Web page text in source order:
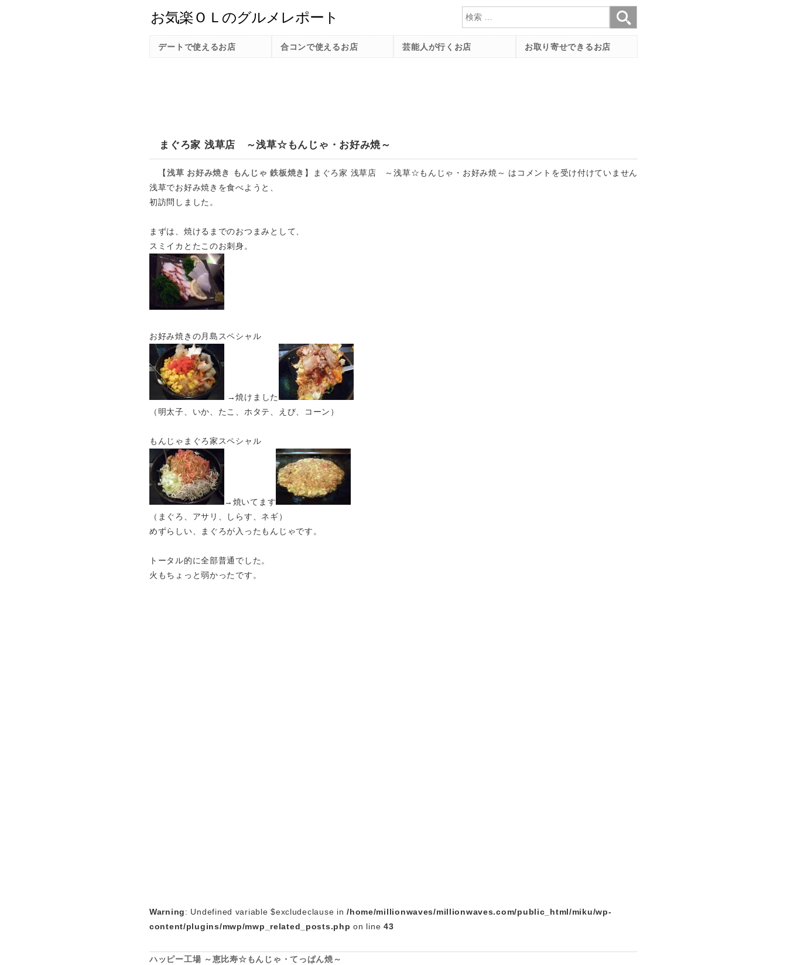
検索
まぐろ家 浅草店 ～浅草☆もんじゃ・お好み焼～
【浅草 お好み焼き もんじゃ 鉄板焼き 】 まぐろ家 浅草店 ～浅草☆もんじゃ・お好み焼～ は コメントを受け付けていません
浅草でお好み焼きを食べようと、
初訪問しました。
まずは、焼けるまでのおつまみとして、
スミイカとたこのお刺身。
お好み焼きの月島スペシャル
→焼けました
（明太子、いか、たこ、ホタテ、えび、コーン）
もんじゃまぐろ家スペシャル
→焼いてます
（まぐろ、アサリ、しらす、ネギ）
めずらしい、まぐろが入ったもんじゃです。
トータル的に全部普通でした。
火もちょっと弱かったです。
Warning: Undefined variable $excludeclause in/home/millionwaves/millionwaves.com/public_html/miku/wp-
content/plugins/mwp/mwp_related_posts.php on line43
ハッピー工場 ～恵比寿☆もんじゃ・てっぱん焼～
デートで使えるお店 合コンで使えるお店 芸能人が行くお店 お取り寄せできるお店